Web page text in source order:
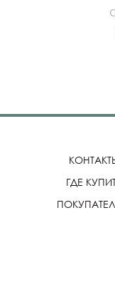
ГДЕ